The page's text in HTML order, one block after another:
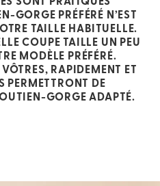
GORGE PRÉFÉRÉ N’EST
TAILLE HABITUELLE.
COUPE TAILLE UN PEU
MODÈLE PRÉFÉRÉ.
RAPIDEMENT ET
PERMETTRONT DE
GORGE ADAPTÉ.